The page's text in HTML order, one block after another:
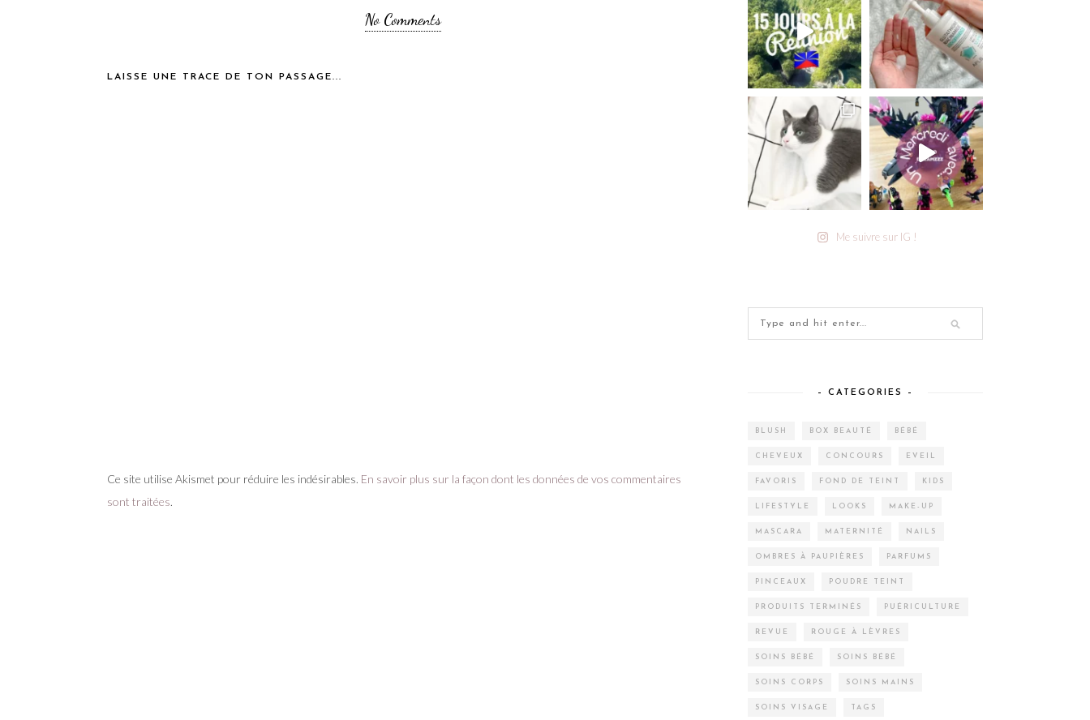
No Comments
LAISSE UNE TRACE DE TON PASSAGE...
Ce site utilise Akismet pour réduire les indésirables. En savoir plus sur la façon dont les données de vos commentaires
sont traitées.
Me suivre sur IG !
– CATEGORIES –
BLUSH BOX BEAUTÉ BÉBÉ
CHEVEUX CONCOURS EVEIL
FAVORIS FOND DE TEINT KIDS
LIFESTYLE LOOKS MAKE-UP
MASCARA MATERNITÉ NAILS
OMBRES À PAUPIÈRES PARFUMS
PINCEAUX POUDRE TEINT
PRODUITS TERMINÉS PUÉRICULTURE
REVUE ROUGE À LÈVRES
SOINS BÉBÉ SOINS BÉBÉ
SOINS CORPS SOINS MAINS
SOINS VISAGE TAGS